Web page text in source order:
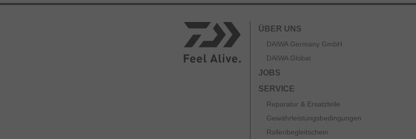
Obermaterial:
ÜBER UNS
DAIWA Germany GmbH
DAIWA Global
JOBS
SERVICE
Reparatur & Ersatzteile
Gewährleistungsbedingungen
Rollenbegleitschein